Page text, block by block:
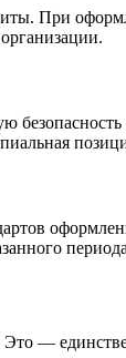
При
Это —